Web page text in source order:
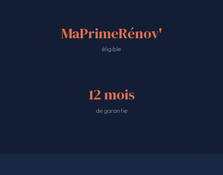
MaPrimeRénov'
éligible
12 mois
de garantie